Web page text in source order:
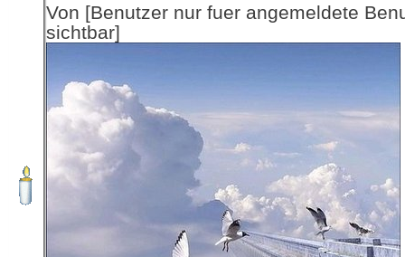
Von [Benutzer nur fuer angemeldete
sichtbar]